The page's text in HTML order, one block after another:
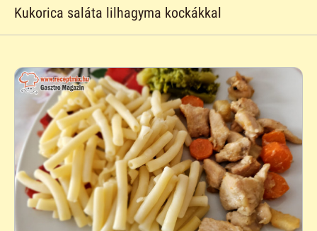
Kukorica saláta lilhagyma kockákkal